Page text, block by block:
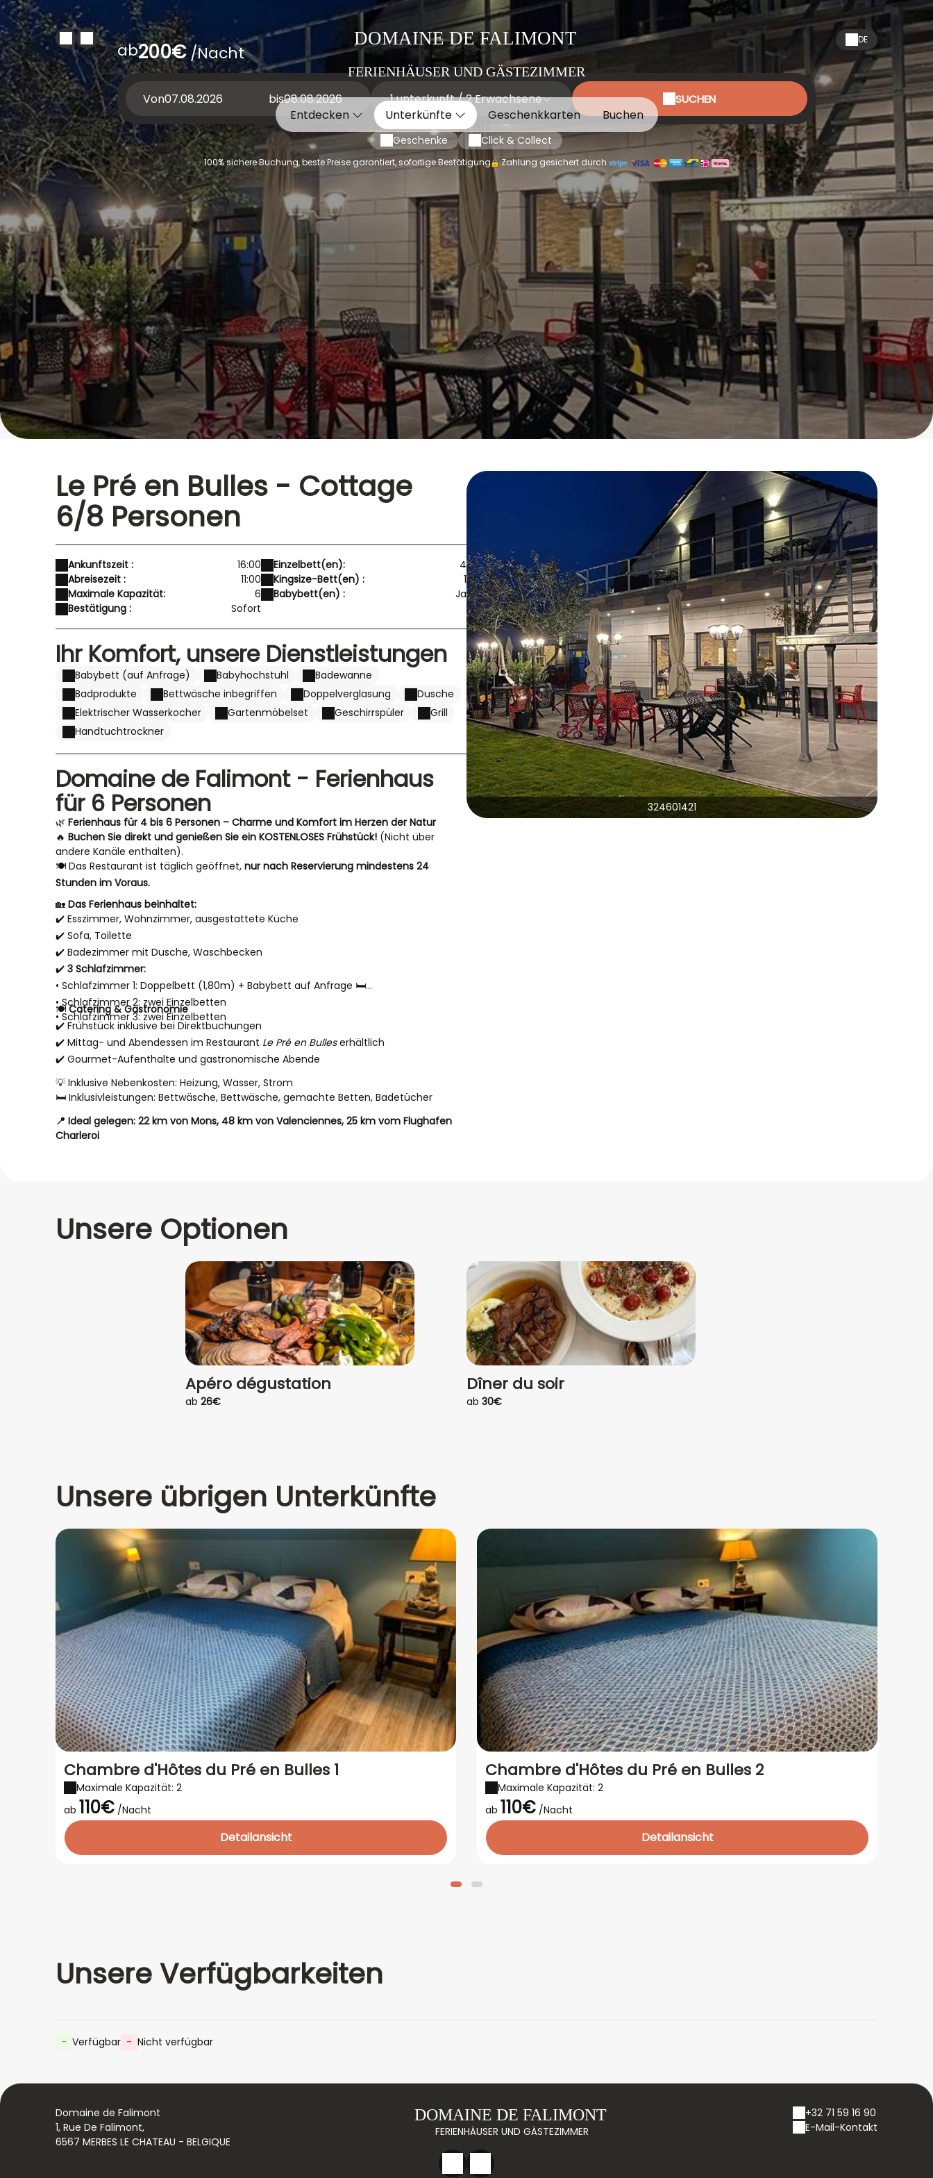
DOMAINE DE FALIMONT
FERIENHÄUSER UND GÄSTEZIMMER
DE
Entdecken Unterkünfte Geschenkkarten Buchen
ab200€/Nacht
Von bis 1unterkunft /2Erwachsene SUCHEN
Geschenke Click & Collect
100% sichere Buchung, beste Preise garantiert, sofortige Bestätigung Zahlung gesichert durch
Le Pré en Bulles - Cottage
6/8 Personen
Ankunftszeit :
16:00
Abreisezeit :
11:00
Maximale Kapazität:
6
Bestätigung :
Sofort
Einzelbett(en):
4
Kingsize-Bett(en) :
1
Babybett(en) :
Ja
Ihr Komfort, unsere Dienstleistungen
Babybett (auf Anfrage) Babyhochstuhl
Badewanne
Badprodukte
Bettwäsche inbegriffen Doppelverglasung
Dusche
Elektrischer Wasserkocher
Gartenmöbelset Geschirrspüler
Grill
Handtuchtrockner
Domaine de Falimont - Ferienhaus
für 6 Personen
🌿 Ferienhaus für 4 bis 6 Personen – Charme und Komfort im Herzen der Natur
🔥 Buchen Sie direkt und genießen Sie ein KOSTENLOSES Frühstück! (Nicht über
andere Kanäle enthalten).
🍽️ Das Restaurant ist täglich geöffnet, nur nach Reservierung mindestens 24
Stunden im Voraus.
🏡 Das Ferienhaus beinhaltet:
✔️ Esszimmer, Wohnzimmer, ausgestattete Küche
✔️ Sofa, Toilette
✔️ Badezimmer mit Dusche, Waschbecken
✔️ 3 Schlafzimmer:
• Schlafzimmer 1: Doppelbett (1,80m) + Babybett auf Anfrage 🛏️
• Schlafzimmer 2: zwei Einzelbetten
• Schlafzimmer 3: zwei Einzelbetten
🍽️Catering & Gastronomie
✔️ Frühstück inklusive bei Direktbuchungen
✔️ Mittag- und Abendessen im Restaurant Le Pré en Bulleserhältlich
✔️ Gourmet-Aufenthalte und gastronomische Abende
💡 Inklusive Nebenkosten: Heizung, Wasser, Strom
🛏️ Inklusivleistungen: Bettwäsche, Bettwäsche, gemachte Betten, Badetücher
📍 Ideal gelegen: 22 km von Mons, 48 km von Valenciennes, 25 km vom Flughafen
Charleroi
324601421
Unsere Optionen
Apéro dégustation
ab 26€
Dîner du soir
ab 30€
Unsere übrigen Unterkünfte
Chambre d'Hôtes du Pré en Bulles 1
Maximale Kapazität: 2
ab 110€ /Nacht
Detailansicht
Chambre d'Hôtes du Pré en Bulles 2
Maximale Kapazität: 2
ab 110€ /Nacht
Detailansicht
Unsere Verfügbarkeiten
- Verfügbar - Nicht verfügbar
Domaine de Falimont
1, Rue De Falimont,
6567 MERBES LE CHATEAU - BELGIQUE
DOMAINE DE FALIMONT
FERIENHÄUSER UND GÄSTEZIMMER
+32 71 59 16 90
E-Mail-Kontakt